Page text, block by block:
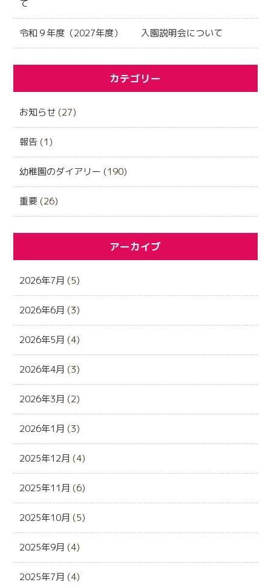
て
令和９年度（2027年度） 入園説明会について
カテゴリー
お知らせ(27)
報告 (1)
幼稚園のダイアリー (190)
重要 (26)
アーカイブ
2026年7月 (5)
2026年6月 (3)
2026年5月 (4)
2026年4月 (3)
2026年3月 (2)
2026年1月 (3)
2025年12月 (4)
2025年11月 (6)
2025年10月 (5)
2025年9月 (4)
2025年7月 (4)